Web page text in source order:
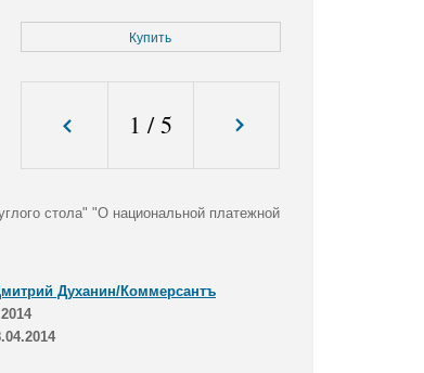
Купить
1 /5
стола" "О национальной платежной
Духанин/Коммерсантъ